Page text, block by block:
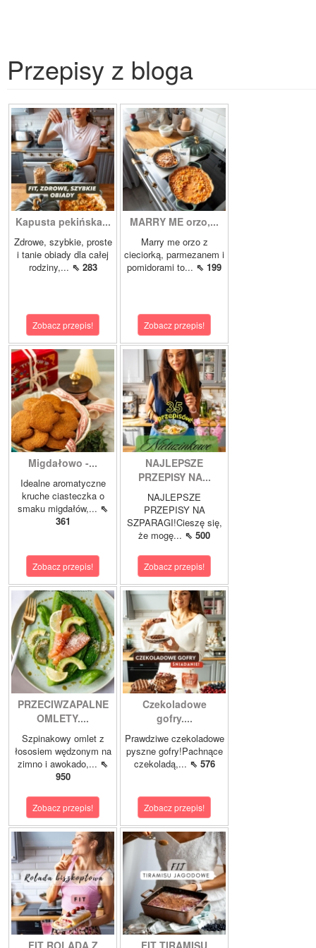
Przepisy z bloga
Kapusta pekińska...
Zdrowe, szybkie, proste
i tanie obiady dla całej
rodziny,... ⇖ 283
Zobacz przepis!
MARRY ME orzo,...
Marry me orzo z
cieciorką, parmezanem i
pomidorami to... ⇖ 199
Zobacz przepis!
Migdałowo -...
Idealne aromatyczne
kruche ciasteczka o
smaku migdałów,... ⇖
361
Zobacz przepis!
NAJLEPSZE
PRZEPISY NA...
NAJLEPSZE
PRZEPISY NA
SZPARAGI!Cieszę się,
że mogę... ⇖ 500
Zobacz przepis!
PRZECIWZAPALNE
OMLETY....
Szpinakowy omlet z
łososiem wędzonym na
zimno i awokado,... ⇖
950
Zobacz przepis!
Czekoladowe
gofry....
Prawdziwe czekoladowe
pyszne gofry!Pachnące
czekoladą,... ⇖ 576
Zobacz przepis!